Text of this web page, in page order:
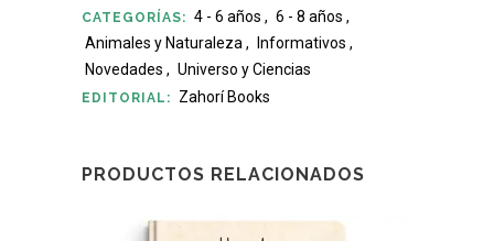
CATEGORÍAS: 4 - 6 años , 6 - 8 años ,
Animales y Naturaleza , Informativos ,
Novedades , Universo y Ciencias
EDITORIAL: Zahorí Books
PRODUCTOS RELACIONADOS